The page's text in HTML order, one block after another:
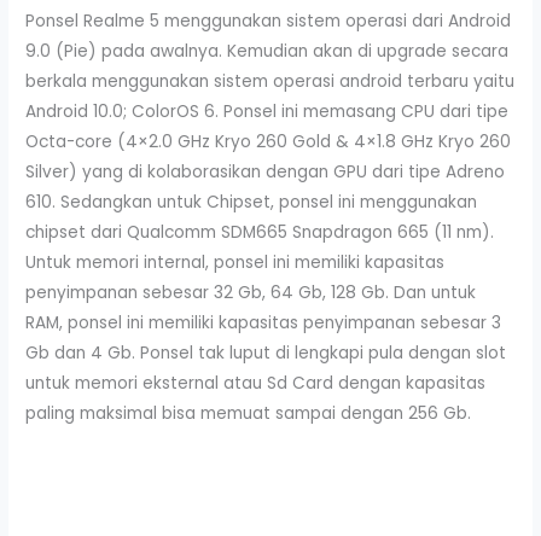
Ponsel Realme 5 menggunakan sistem operasi dari Android
9.0 (Pie) pada awalnya. Kemudian akan di upgrade secara
berkala menggunakan sistem operasi android terbaru yaitu
Android 10.0; ColorOS 6. Ponsel ini memasang CPU dari tipe
Octa-core (4×2.0 GHz Kryo 260 Gold & 4×1.8 GHz Kryo 260
Silver) yang di kolaborasikan dengan GPU dari tipe Adreno
610. Sedangkan untuk Chipset, ponsel ini menggunakan
chipset dari Qualcomm SDM665 Snapdragon 665 (11 nm).
Untuk memori internal, ponsel ini memiliki kapasitas
penyimpanan sebesar 32 Gb, 64 Gb, 128 Gb. Dan untuk
RAM, ponsel ini memiliki kapasitas penyimpanan sebesar 3
Gb dan 4 Gb. Ponsel tak luput di lengkapi pula dengan slot
untuk memori eksternal atau Sd Card dengan kapasitas
paling maksimal bisa memuat sampai dengan 256 Gb.